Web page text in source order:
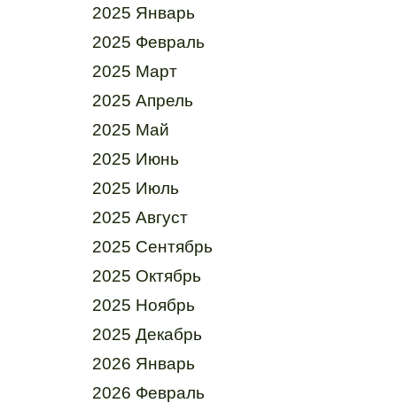
2025 Январь
2025 Февраль
2025 Март
2025 Апрель
2025 Май
2025 Июнь
2025 Июль
2025 Август
2025 Сентябрь
2025 Октябрь
2025 Ноябрь
2025 Декабрь
2026 Январь
2026 Февраль